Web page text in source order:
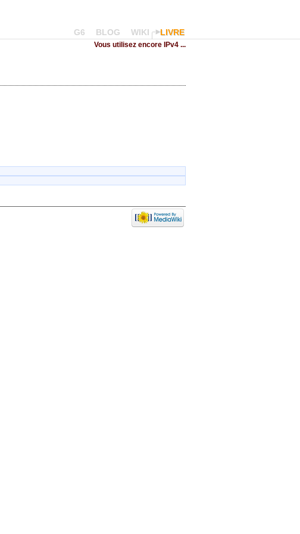
G6 BLOG WIKI LIVRE
Vous utilisez encore IPv4 ...